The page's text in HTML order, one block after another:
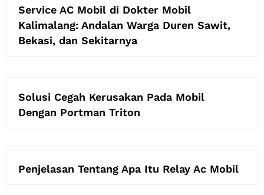
Service AC Mobil di Dokter Mobil
Kalimalang: Andalan Warga Duren Sawit,
Bekasi, dan Sekitarnya
Solusi Cegah Kerusakan Pada Mobil
Dengan Portman Triton
Penjelasan Tentang Apa Itu Relay Ac Mobil